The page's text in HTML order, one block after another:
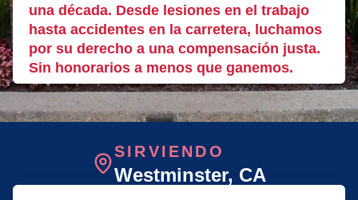
una década. Desde lesiones en el trabajo
hasta accidentes en la carretera, luchamos
por su derecho a una compensación justa.
Sin honorarios a menos que ganemos.
SIRVIENDO
Westminster, CA